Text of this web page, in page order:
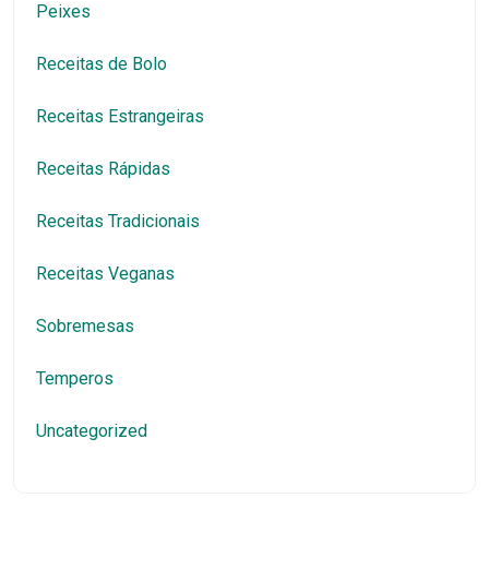
Peixes
Receitas de Bolo
Receitas Estrangeiras
Receitas Rápidas
Receitas Tradicionais
Receitas Veganas
Sobremesas
Temperos
Uncategorized